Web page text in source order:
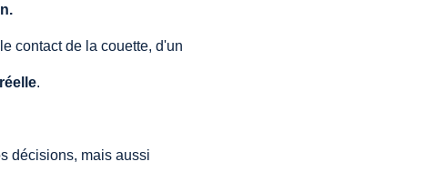
contact de la couette, d'un
.
décisions, mais aussi